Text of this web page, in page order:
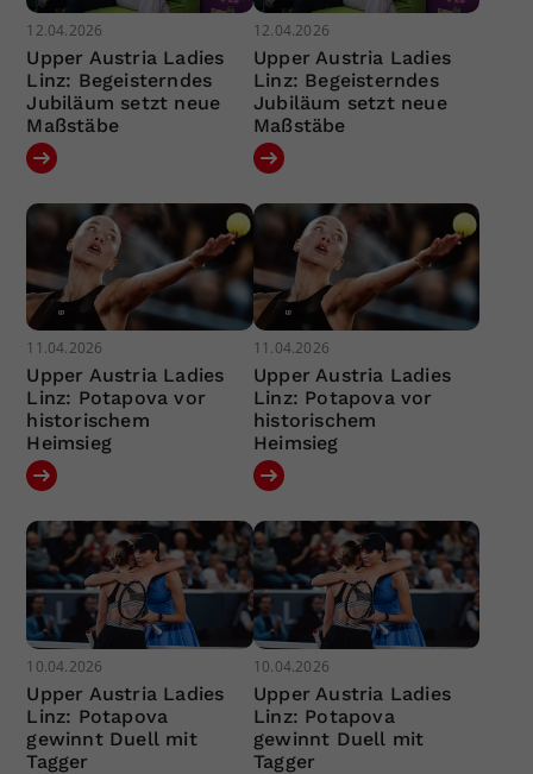
12.04.2026
Upper Austria Ladies
Linz: Begeisterndes
Jubiläum setzt neue
Maßstäbe
12.04.2026
Upper Austria Ladies
Linz: Begeisterndes
Jubiläum setzt neue
Maßstäbe
11.04.2026
Upper Austria Ladies
Linz: Potapova vor
historischem
Heimsieg
11.04.2026
Upper Austria Ladies
Linz: Potapova vor
historischem
Heimsieg
10.04.2026
Upper Austria Ladies
Linz: Potapova
gewinnt Duell mit
Tagger
10.04.2026
Upper Austria Ladies
Linz: Potapova
gewinnt Duell mit
Tagger